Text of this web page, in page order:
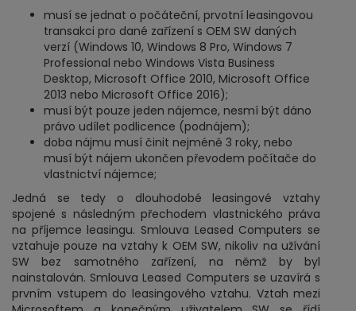
musí se jednat o počáteční, prvotní leasingovou
transakci pro dané zařízení s OEM SW daných
verzí (Windows 10, Windows 8 Pro, Windows 7
Professional nebo Windows Vista Business
Desktop, Microsoft Office 2010, Microsoft Office
2013 nebo Microsoft Office 2016);
musí být pouze jeden nájemce, nesmí být dáno
právo udílet podlicence (podnájem);
doba nájmu musí činit nejméně 3 roky, nebo
musí být nájem ukončen převodem počítače do
vlastnictví nájemce;
Jedná se tedy o dlouhodobé leasingové vztahy
spojené s následným přechodem vlastnického práva
na příjemce leasingu. Smlouva Leased Computers se
vztahuje pouze na vztahy k OEM SW, nikoliv na užívání
SW bez samotného zařízení, na němž by byl
nainstalován. Smlouva Leased Computers se uzavírá s
prvním vstupem do leasingového vztahu. Vztah mezi